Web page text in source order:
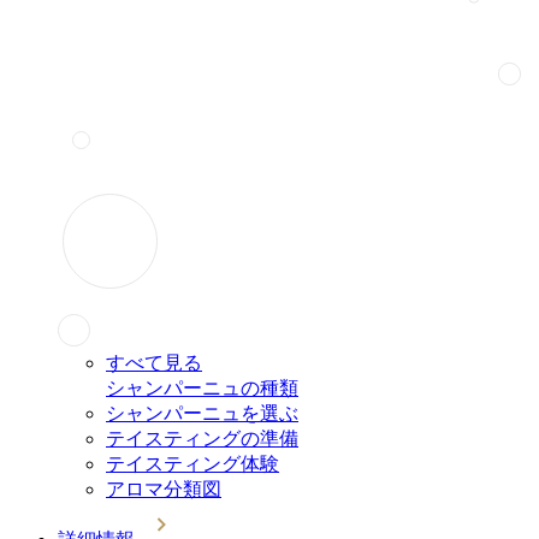
すべて見る
シャンパーニュの種類
シャンパーニュを選ぶ
テイスティングの準備
テイスティング体験
アロマ分類図